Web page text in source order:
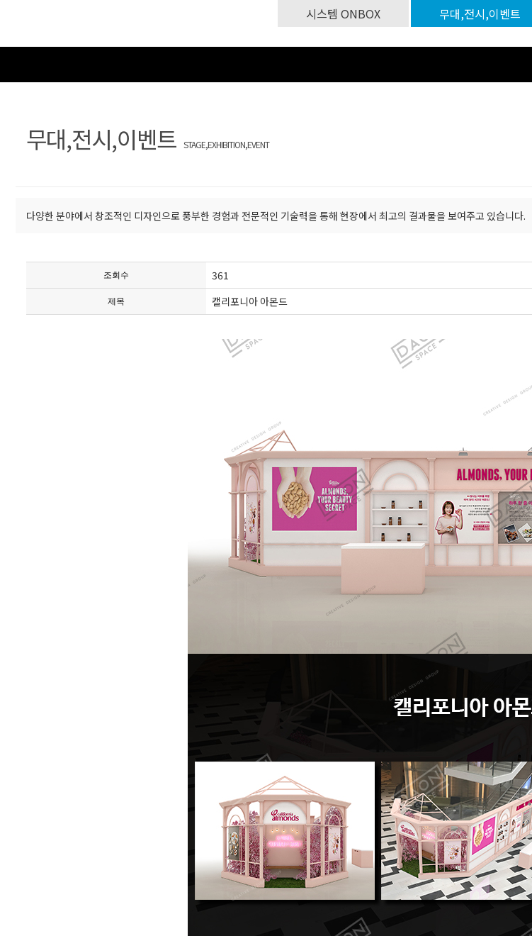
시스템 ONBOX 무대,전시,이벤트
무대,전시,이벤트 STAGE,EXHIBITION,EVENT
다양한 분야에서 창조적인 디자인으로 풍부한 경험과 전문적인 기술력을 통해 현장에서 최고의 결과물을 보여주고 있습니다.
조회수 361
제목 캘리포니아 아몬드